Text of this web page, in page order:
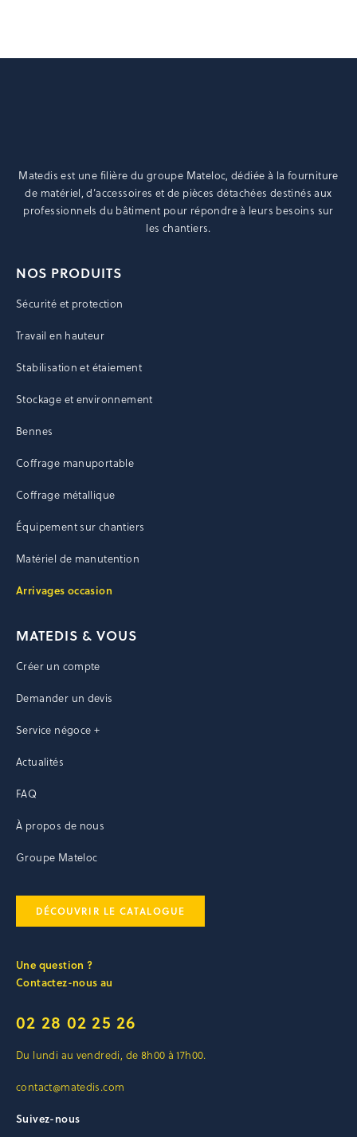
Matedis est une filière du groupe Mateloc, dédiée à la fourniture
de matériel, d’accessoires et de pièces détachées destinés aux
professionnels du bâtiment pour répondre à leurs besoins sur
les chantiers.
NOS PRODUITS
Sécurité et protection
Travail en hauteur
Stabilisation et étaiement
Stockage et environnement
Bennes
Coffrage manuportable
Coffrage métallique
Équipement sur chantiers
Matériel de manutention
Arrivages occasion
MATEDIS & VOUS
Créer un compte
Demander un devis
Service négoce +
Actualités
FAQ
À propos de nous
Groupe Mateloc
DÉCOUVRIR LE CATALOGUE
Une question ?
Contactez-nous au
02 28 02 25 26
Du lundi au vendredi, de 8h00 à 17h00.
contact@matedis.com
Suivez-nous